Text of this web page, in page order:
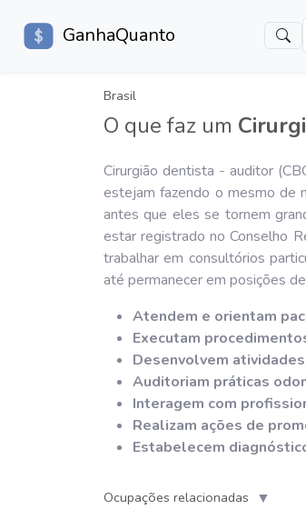
GanhaQuanto
Brasil
O que faz um
Cirurgião dentista - auditor
estejam fazendo o mesmo de
antes que eles se tornem
estar registrado no Conselho
trabalhar em consultórios
até permanecer em posições
Atendem e orientam
Executam
Desenvolvem
Auditoriam práticas
Interagem com
Realizam ações de
Estabelecem
Ocupações relacionadas ▼